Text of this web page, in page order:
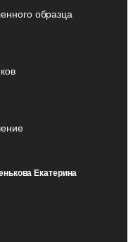
образца
Екатерина